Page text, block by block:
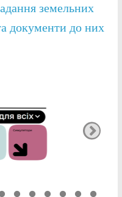
земельних
документи до них